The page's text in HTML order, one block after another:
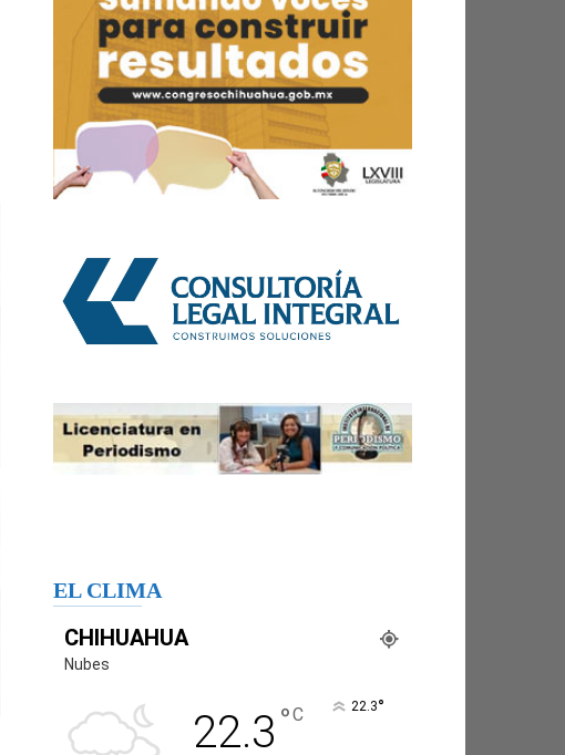
EL CLIMA
CHIHUAHUA
Nubes
22.3 °C 22.3°